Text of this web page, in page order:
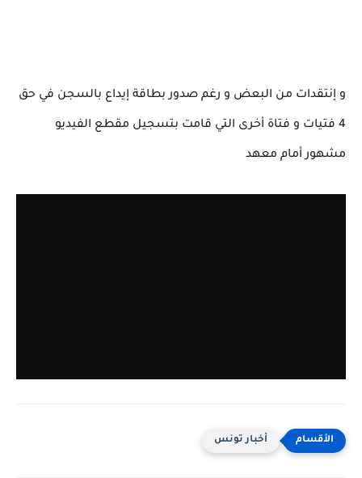
و إنتقدات من البعض و رغم صدور بطاقة إيداع بالسجن في حق
4 فتيات و فتاة أخرى التي قامت بتسجيل مقطع الفيديو
مشهور أمام معهد
أخبار تونس